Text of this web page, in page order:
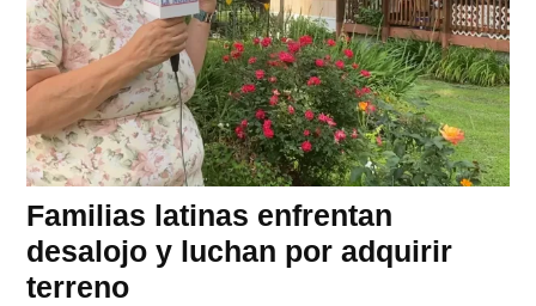
Familias latinas enfrentan
desalojo y luchan por adquirir
terreno